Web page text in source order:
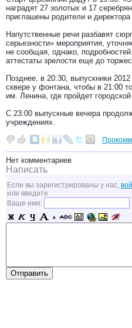
наградят 27 золотых и 17
приглашены родители и
Напутственные речи разбавят
серьезности» мероприятия,
не сообщая, однако,
аттестаты зрелости еще до
Позднее, в 20:30, выпускники
сквере у фонтана, чтобы в 21:00
им. Ленина, где пройдет
С 23:00 выпускные вечера
учреждениях.
Нет комментариев
Написать
Если вы зарегистрированы у нас,
или введите
Ваше имя: